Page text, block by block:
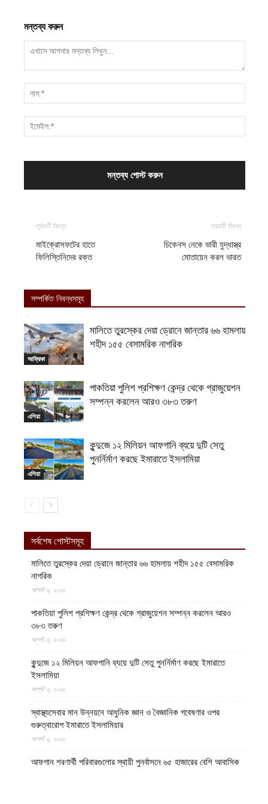
মন্তব্য করুন
পূর্ববর্তী নিবন্ধ
মাইক্রোসফটের হাতে
ফিলিস্তিনিদের রক্ত
পরবর্তী নিবন্ধ
চিকেনস নেকে ভারী যুদ্ধাস্ত্র
মোতায়েন করল ভারত
সম্পর্কিত নিবন্ধসমূহ
আফ্রিকা
মালিতে তুরস্কের দেয়া ড্রোনে জান্তার ৬৬ হামলায়
শহীদ ১৫৫ বেসামরিক নাগরিক
এশিয়া
পাকতিয়া পুলিশ প্রশিক্ষণ কেন্দ্র থেকে গ্রাজুয়েশন
সম্পন্ন করলেন আরও ৩৮৩ তরুণ
এশিয়া
কুন্দুজে ১২ মিলিয়ন আফগানি ব্যয়ে দুটি সেতু
পুনর্নির্মাণ করছে ইমারাতে ইসলামিয়া
সর্বশেষ পোস্টসমূহ
মালিতে তুরস্কের দেয়া ড্রোনে জান্তার ৬৬ হামলায় শহীদ ১৫৫ বেসামরিক
নাগরিক
আগস্ট ৬, ২০২৬
পাকতিয়া পুলিশ প্রশিক্ষণ কেন্দ্র থেকে গ্রাজুয়েশন সম্পন্ন করলেন আরও
৩৮৩ তরুণ
আগস্ট ৬, ২০২৬
কুন্দুজে ১২ মিলিয়ন আফগানি ব্যয়ে দুটি সেতু পুনর্নির্মাণ করছে ইমারাতে
ইসলামিয়া
আগস্ট ৬, ২০২৬
স্বাস্থ্যসেবার মান উন্নয়নে আধুনিক জ্ঞান ও বৈজ্ঞানিক গবেষণার ওপর
গুরুত্বারোপ ইমারাতে ইসলামিয়ার
আগস্ট ৬, ২০২৬
আফগান শরণার্থী পরিবারগুলোর স্থায়ী পুনর্বাসনে ৬৫ হাজারের বেশি আবাসিক